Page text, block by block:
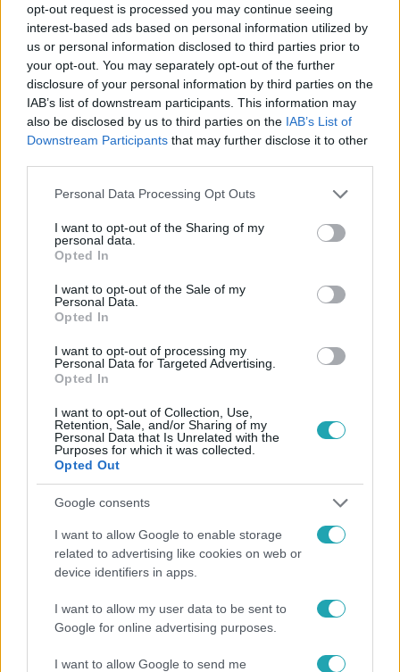
opt-out request is processed you may continue seeing
interest-based ads based on personal information utilized by
us or personal information disclosed to third parties prior to
your opt-out. You may separately opt-out of the further
disclosure of your personal information by third parties on the
IAB’s list of downstream participants. This information may
also be disclosed by us to third parties on the IAB’s List of
Downstream Participants that may further disclose it to other
Please note that this website/app uses one or more Google
not limited to your visit or usage behaviour. You may click to
grant or deny consent to Google and its third-party tags to
use your data for below specified purposes in below Google
consent section.
Personal Data Processing Opt Outs
I want to opt-out of the Sharing of my
personal data.
Opted In
I want to opt-out of the Sale of my
Personal Data.
Opted In
I want to opt-out of processing my
Personal Data for Targeted Advertising.
Opted In
I want to opt-out of Collection, Use,
Retention, Sale, and/or Sharing of my
Personal Data that Is Unrelated with the
Purposes for which it was collected.
Opted Out
Google consents
I want to allow Google to enable storage
related to advertising like cookies on web or
device identifiers in apps.
I want to allow my user data to be sent to
Google for online advertising purposes.
I want to allow Google to send me
Kövess minket, és értesülj a friss hírekről a
Facebookon is!
Követem
HÍRADÓ #VIDEÓ #ADÁSRÉSZLETEK BELFÖLD
IDŐJÁRÁS
VIHAR
Népszerű